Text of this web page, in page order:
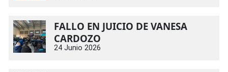
FALLO EN JUICIO DE VANESA
CARDOZO
24 Junio 2026